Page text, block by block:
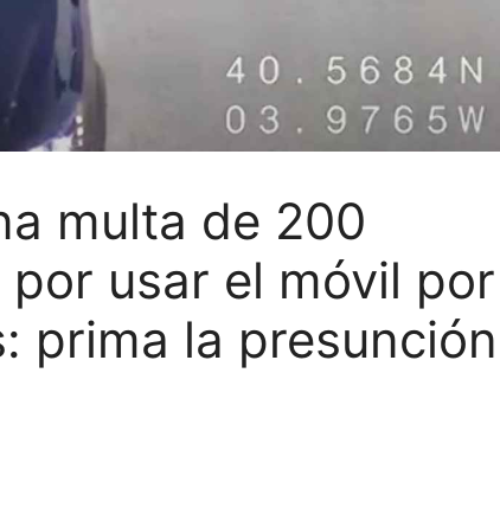
multa de 200
por usar el móvil por
prima la presunción